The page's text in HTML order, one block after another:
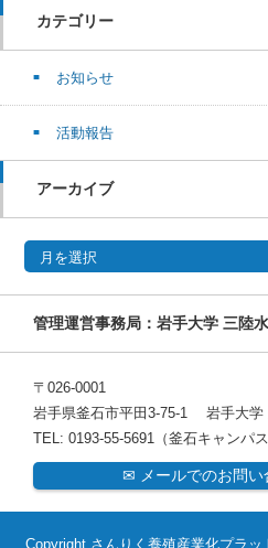
カテゴリー
お知らせ
活動報告
アーカイブ
アーカイブ
管理運営事務局：岩手大学 三陸
〒026-0001
岩手県釜石市平田3-75-1 岩手大学
TEL: 0193-55-5691（釜石キャンパス
✉ メールでのお問い
Copyright さんりく養殖産業化プラッ